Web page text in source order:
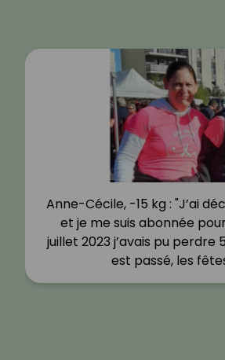
Anne-Cécile, -15 kg : "J’ai
et je me suis abonnée
juillet 2023 j’avais pu perdre
est passé, les